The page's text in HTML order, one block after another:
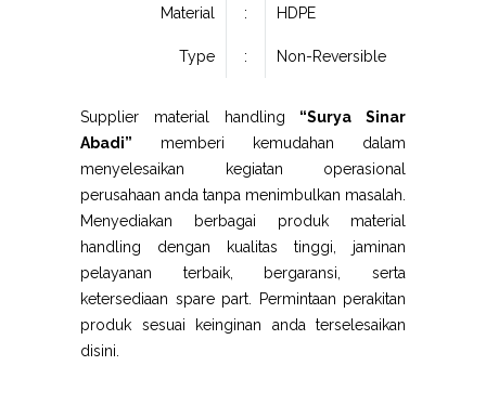
Material : HDPE
Type : Non-Reversible
Supplier material handling “Surya Sinar
Abadi” memberi kemudahan dalam
menyelesaikan kegiatan operasional
perusahaan anda tanpa menimbulkan masalah.
Menyediakan berbagai produk material
handling dengan kualitas tinggi, jaminan
pelayanan terbaik, bergaransi, serta
ketersediaan spare part. Permintaan perakitan
produk sesuai keinginan anda terselesaikan
disini.